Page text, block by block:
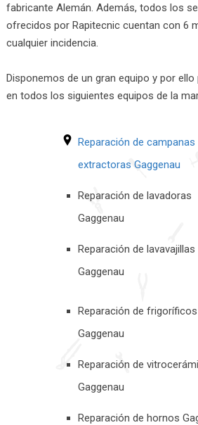
fabricante Alemán. Además, todos los
ofrecidos por Rapitecnic cuentan con 6
cualquier incidencia.
Disponemos de un gran equipo y por
en todos los siguientes equipos de la
Reparación de campanas
extractoras Gaggenau
Reparación de lavadoras
Gaggenau
Reparación de lavavajillas
Gaggenau
Reparación de frigoríficos
Gaggenau
Reparación de
Gaggenau
Reparación de hornos